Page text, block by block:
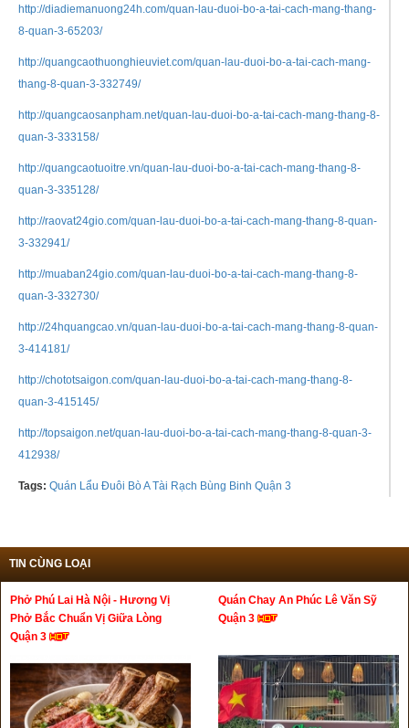
http://diadiemanuong24h.com/quan-lau-duoi-bo-a-tai-cach-mang-thang-
8-quan-3-65203/
http://quangcaothuonghieuviet.com/quan-lau-duoi-bo-a-tai-cach-mang-
thang-8-quan-3-332749/
http://quangcaosanpham.net/quan-lau-duoi-bo-a-tai-cach-mang-thang-8-
quan-3-333158/
http://quangcaotuoitre.vn/quan-lau-duoi-bo-a-tai-cach-mang-thang-8-
quan-3-335128/
http://raovat24gio.com/quan-lau-duoi-bo-a-tai-cach-mang-thang-8-quan-
3-332941/
http://muaban24gio.com/quan-lau-duoi-bo-a-tai-cach-mang-thang-8-
quan-3-332730/
http://24hquangcao.vn/quan-lau-duoi-bo-a-tai-cach-mang-thang-8-quan-
3-414181/
http://chototsaigon.com/quan-lau-duoi-bo-a-tai-cach-mang-thang-8-
quan-3-415145/
http://topsaigon.net/quan-lau-duoi-bo-a-tai-cach-mang-thang-8-quan-3-
412938/
Tags: Quán Lẩu Đuôi Bò A Tài Rạch Bùng Binh Quận 3
TIN CÙNG LOẠI
Phở Phú Lai Hà Nội - Hương Vị
Phở Bắc Chuẩn Vị Giữa Lòng
Quận 3
Quán Chay An Phúc Lê Văn Sỹ
Quận 3